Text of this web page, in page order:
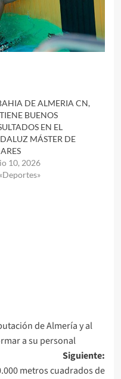
DE ALMERIA CN,
BUENOS
EN EL
MÁSTER DE
10, 2026
de Almería y al
a su personal
Siguiente:
metros cuadrados de